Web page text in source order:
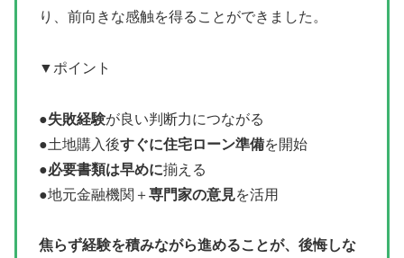
り、前向きな感触を得ることができました。
▼ポイント
●失敗経験が良い判断力につながる
●土地購入後すぐに住宅ローン準備を開始
●必要書類は早めに揃える
●地元金融機関＋専門家の意見を活用
焦らず経験を積みながら進めることが、後悔しな